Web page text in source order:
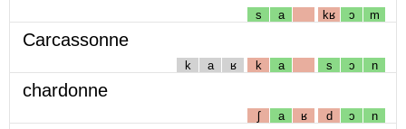
s a kʁ ɔ m
Carcassonne
k a ʁ k a s ɔ n
chardonne
ʃ a ʁ d ɔ n